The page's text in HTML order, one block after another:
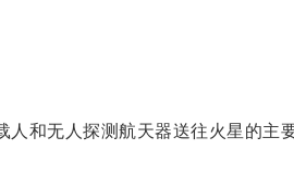
和无人探测航天器送往火星的主要